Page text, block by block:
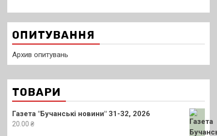
ОПИТУВАННЯ
Архив опитувань
ТОВАРИ
Газета "Бучанські новини" 31-32, 2026
20.00 ₴